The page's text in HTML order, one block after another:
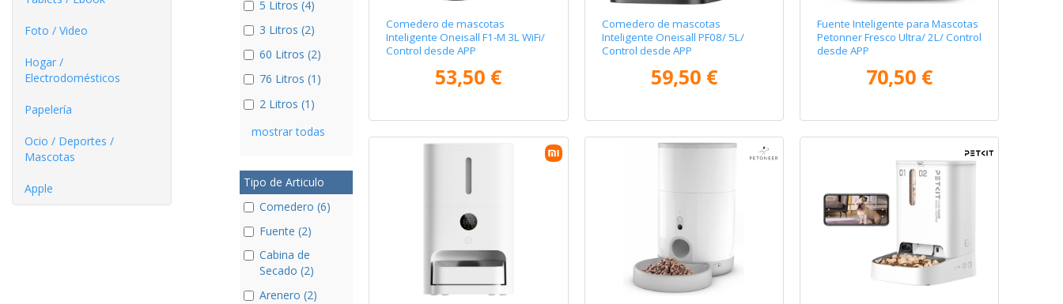
Foto / Video
Hogar /
Electrodomésticos
Papelería
Ocio / Deportes /
Mascotas
Apple
5 Litros (4)
3 Litros (2)
60 Litros (2)
76 Litros (1)
2 Litros (1)
mostrar todas
Tipo de Articulo
Comedero (6)
Fuente (2)
Cabina de
Secado (2)
Arenero (2)
Comedero de mascotas
Inteligente Oneisall F1-M 3L WiFi/
Control desde APP
53,50 €
Comedero de mascotas
Inteligente Oneisall PF08/ 5L/
Control desde APP
59,50 €
Fuente Inteligente para Mascotas
Petonner Fresco Ultra/ 2L/ Control
desde APP
70,50 €